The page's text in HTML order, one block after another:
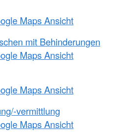
Maps Ansicht
mit Behinderungen
Maps Ansicht
Maps Ansicht
vermittlung
Maps Ansicht